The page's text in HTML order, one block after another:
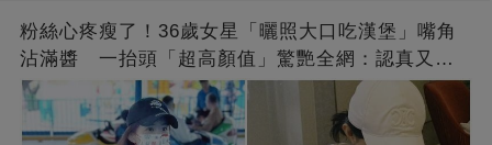
粉絲心疼瘦了！36歲女星「曬照大口吃漢堡」嘴角
沾滿醬 一抬頭「超高顏值」驚艷全網：認真又美
麗!